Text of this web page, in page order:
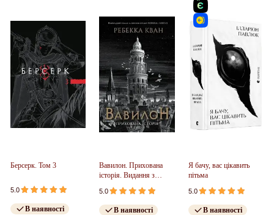
Берсерк. Том 3
5.0
В наявності
Вавилон. Прихована
історія. Видання з
ілюстрованим зрізом
(у)
5.0
В наявності
Я бачу, вас цікавить
пітьма
5.0
В наявності